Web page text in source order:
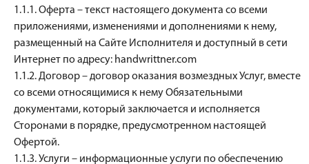
1.1.1. Оферта – текст настоящего документа со всеми
приложениями, изменениями и дополнениями к нему,
размещенный на Сайте Исполнителя и доступный в сети
Интернет по адресу: handwrittner.com
1.1.2. Договор – договор оказания возмездных Услуг, вместе
со всеми относящимися к нему Обязательными
документами, который заключается и исполняется
Сторонами в порядке, предусмотренном настоящей
Офертой.
1.1.3. Услуги – информационные услуги по обеспечению